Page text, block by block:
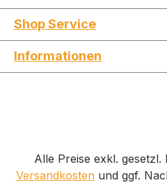
Shop Service
Informationen
Alle Preise exkl.
Versandkostenund ggf.